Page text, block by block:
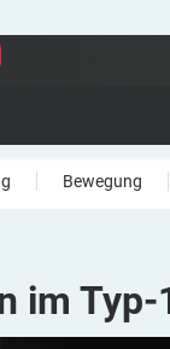
Bewegung
im Typ-